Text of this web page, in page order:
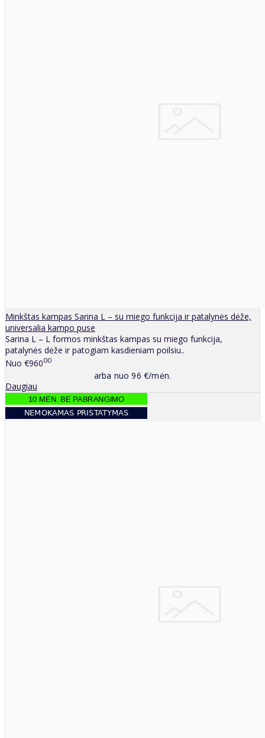
Minkštas kampas Sarina L – su miego funkcija ir patalynės dėže,
universalia kampo puse
Sarina L – L formos minkštas kampas su miego funkcija,
patalynės dėže ir patogiam kasdieniam poilsiu..
Nuo €96000
arba nuo 96 €/mėn.
Daugiau